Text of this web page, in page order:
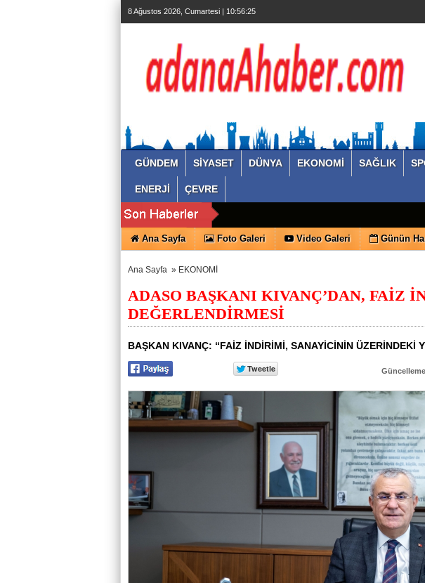
8 Ağustos 2026, Cumartesi | 10:56:26
GÜNDEM SİYASET DÜNYA EKONOMİ SAĞLIK
ENERJİ ÇEVRE
Ana Sayfa Foto Galeri Video Galeri Günün
Ana Sayfa » EKONOMİ
ADASO BAŞKANI KIVANÇ’DAN, FAİZ
DEĞERLENDİRMESİ
BAŞKAN KIVANÇ: “FAİZ İNDİRİMİ, SANAYİCİNİN ÜZERİNDEKİ